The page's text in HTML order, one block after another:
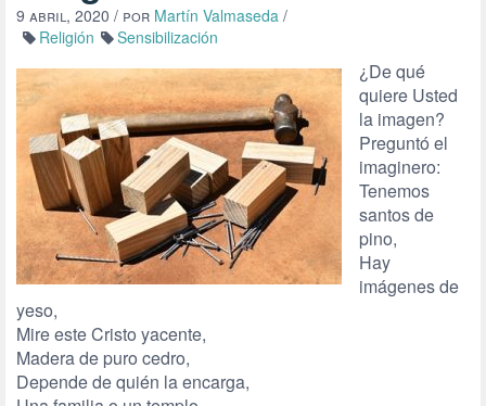
9 abril, 2020 / por Martín Valmaseda /
Religión
Sensibilización
¿De qué
quiere Usted
la imagen?
Preguntó el
imaginero:
Tenemos
santos de
pino,
Hay
imágenes de
yeso,
Mire este Cristo yacente,
Madera de puro cedro,
Depende de quién la encarga,